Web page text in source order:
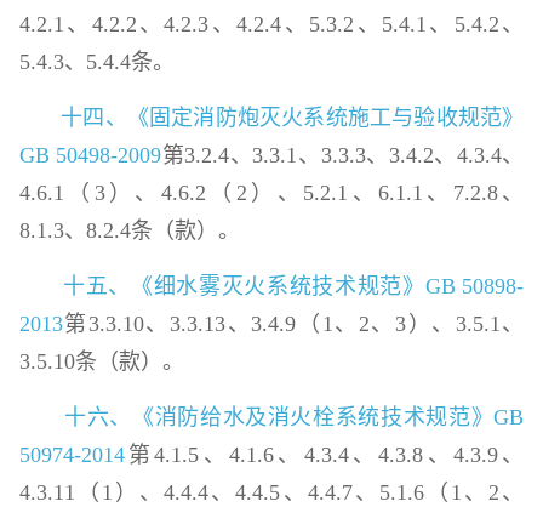
4.2.1、4.2.2、4.2.3、4.2.4、5.3.2、5.4.1、5.4.2、
5.4.3、5.4.4条。
十四、《固定消防炮灭火系统施工与验收规范》
GB 50498-2009第3.2.4、3.3.1、3.3.3、3.4.2、4.3.4、
4.6.1（3）、4.6.2（2）、5.2.1、6.1.1、7.2.8、
8.1.3、8.2.4条（款）。
十五、《细水雾灭火系统技术规范》GB 50898-
2013第3.3.10、3.3.13、3.4.9（1、2、3）、3.5.1、
3.5.10条（款）。
十六、《消防给水及消火栓系统技术规范》GB
50974-2014第4.1.5、4.1.6、4.3.4、4.3.8、4.3.9、
4.3.11（1）、4.4.4、4.4.5、4.4.7、5.1.6（1、2、